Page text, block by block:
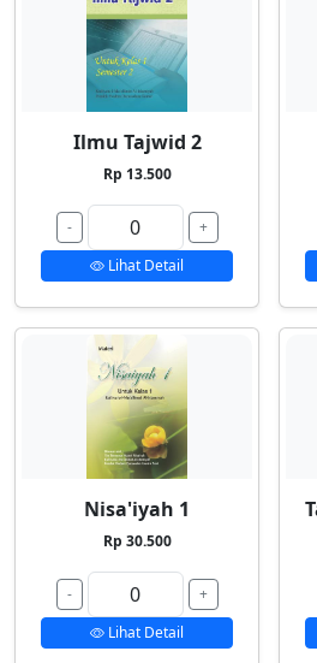
Ilmu Tajwid 2
Rp 13.500
-
+
Lihat Detail
Nisa'iyah 1
Rp 30.500
-
+
Lihat Detail